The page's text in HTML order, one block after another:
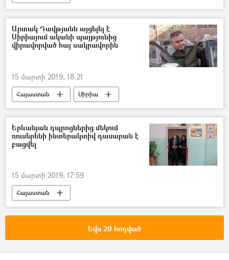
Արտակ Դավթյանն այցելել է
Սիրիայում ականի պայթյունից
վիրավորված հայ սակրավորին
15 մարտի 2019, 18:21
Հայաստան Սիրիա
Երևանյան դպրոցներից մեկում
ռուսերենի ինտերակտիվ դասարան է
բացվել
15 մարտի 2019, 17:59
Հայաստան
Եվս 20 հոդված